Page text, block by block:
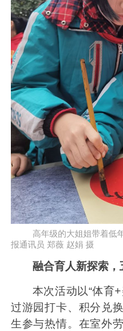
高年级的大姐姐带着低
报通讯员 郑薇 赵娟 摄
融合育人新探索
本次活动以“体育
过游园打卡、积分兑
生参与热情。在室外